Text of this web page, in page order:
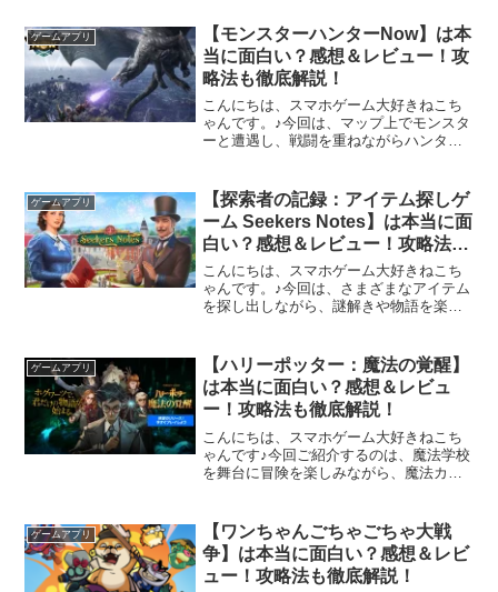
ゲームアプリ
【モンスターハンターNow】は本
当に面白い？感想＆レビュー！攻
略法も徹底解説！
こんにちは、スマホゲーム大好きねこち
ゃんです。♪今回は、マップ上でモンスタ
ーと遭遇し、戦闘を重ねながらハンター
紹介していきます！「モンスターハンタ
ーNowって面白い...
ゲームアプリ
【探索者の記録：アイテム探しゲ
ーム Seekers Notes】は本当に面
白い？感想＆レビュー！攻略法も
徹底解説！
こんにちは、スマホゲーム大好きねこち
ゃんです。♪今回は、さまざまなアイテム
を探し出しながら、謎解きや物語を楽し
Notes』をご紹介していきます！
「Seekers ...
ゲームアプリ
【ハリーポッター：魔法の覚醒】
は本当に面白い？感想＆レビュ
ー！攻略法も徹底解説！
こんにちは、スマホゲーム大好きねこち
ゃんです♪今回ご紹介するのは、魔法学校
を舞台に冒険を楽しみながら、魔法カー
の覚醒』です！！「ハリー・ポッターの
世界をゲームで体験し...
ゲームアプリ
【ワンちゃんごちゃごちゃ大戦
争】は本当に面白い？感想＆レビ
ュー！攻略法も徹底解説！